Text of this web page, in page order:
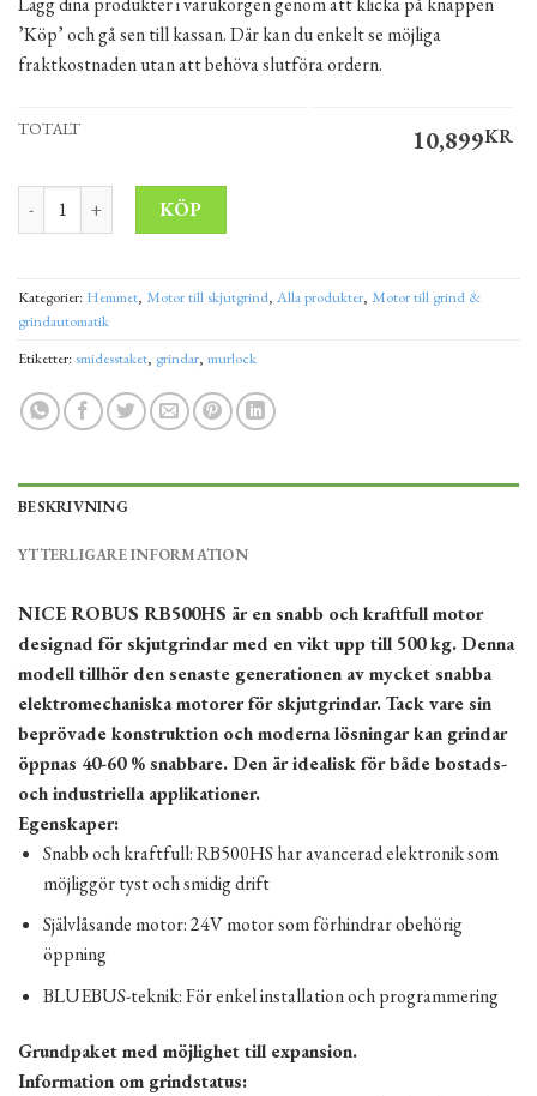
’Köp’ och gå sen till kassan. Där kan du enkelt se möjliga
fraktkostnaden utan att behöva slutföra ordern.
TOTALT 10,899KR
NICE ROBUS RB500HS - Snabb/hi-speed motor för skjutgrindar
KÖP
Kategorier: Hemmet, Motor till skjutgrind, Alla produkter, Motor till grind &
grindautomatik
Etiketter:smidesstaket, grindar, murlock
BESKRIVNING
YTTERLIGARE INFORMATION
NICE ROBUS RB500HS är en snabb och kraftfull motor
designad för skjutgrindar med en vikt upp till 500 kg. Denna
modell tillhör den senaste generationen av mycket snabba
elektromechaniska motorer för skjutgrindar. Tack vare sin
beprövade konstruktion och moderna lösningar kan grindar
öppnas 40-60 % snabbare. Den är idealisk för både bostads-
och industriella applikationer.
Egenskaper:
Snabb och kraftfull: RB500HS har avancerad elektronik som
möjliggör tyst och smidig drift
Självlåsande motor: 24V motor som förhindrar obehörig
öppning
BLUEBUS-teknik: För enkel installation och programmering
Grundpaket med möjlighet till expansion.
Information om grindstatus: